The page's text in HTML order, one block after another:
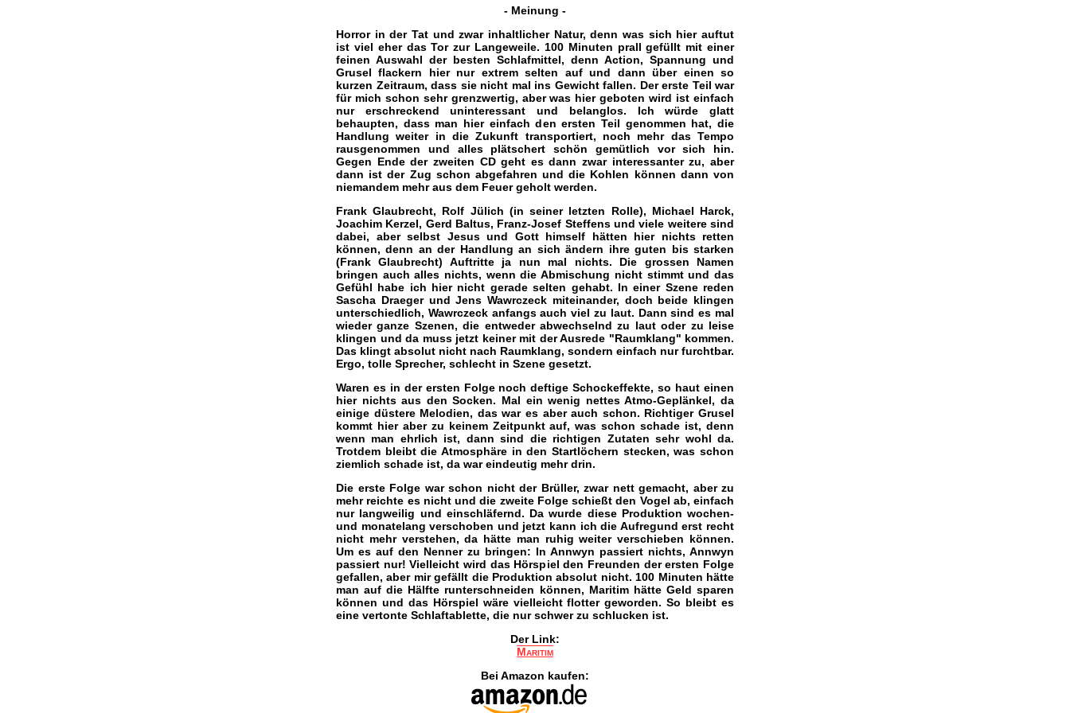
- Meinung -
Horror in der Tat und zwar inhaltlicher Natur, denn was sich hier auftut
ist viel eher das Tor zur Langeweile. 100 Minuten prall gefüllt mit einer
feinen Auswahl der besten Schlafmittel, denn Action, Spannung und
Grusel flackern hier nur extrem selten auf und dann über einen so
kurzen Zeitraum, dass sie nicht mal ins Gewicht fallen. Der erste Teil war
für mich schon sehr grenzwertig, aber was hier geboten wird ist einfach
nur erschreckend uninteressant und belanglos. Ich würde glatt
behaupten, dass man hier einfach den ersten Teil genommen hat, die
Handlung weiter in die Zukunft transportiert, noch mehr das Tempo
rausgenommen und alles plätschert schön gemütlich vor sich hin.
Gegen Ende der zweiten CD geht es dann zwar interessanter zu, aber
dann ist der Zug schon abgefahren und die Kohlen können dann von
niemandem mehr aus dem Feuer geholt werden.
Frank Glaubrecht, Rolf Jülich (in seiner letzten Rolle), Michael Harck,
Joachim Kerzel, Gerd Baltus, Franz-Josef Steffens und viele weitere sind
dabei, aber selbst Jesus und Gott himself hätten hier nichts retten
können, denn an der Handlung an sich ändern ihre guten bis starken
(Frank Glaubrecht) Auftritte ja nun mal nichts. Die grossen Namen
bringen auch alles nichts, wenn die Abmischung nicht stimmt und das
Gefühl habe ich hier nicht gerade selten gehabt. In einer Szene reden
Sascha Draeger und Jens Wawrczeck miteinander, doch beide klingen
unterschiedlich, Wawrczeck anfangs auch viel zu laut. Dann sind es mal
wieder ganze Szenen, die entweder abwechselnd zu laut oder zu leise
klingen und da muss jetzt keiner mit der Ausrede "Raumklang" kommen.
Das klingt absolut nicht nach Raumklang, sondern einfach nur furchtbar.
Ergo, tolle Sprecher, schlecht in Szene gesetzt.
Waren es in der ersten Folge noch deftige Schockeffekte, so haut einen
hier nichts aus den Socken. Mal ein wenig nettes Atmo-Geplänkel, da
einige düstere Melodien, das war es aber auch schon. Richtiger Grusel
kommt hier aber zu keinem Zeitpunkt auf, was schon schade ist, denn
wenn man ehrlich ist, dann sind die richtigen Zutaten sehr wohl da.
Trotdem bleibt die Atmosphäre in den Startlöchern stecken, was schon
ziemlich schade ist, da war eindeutig mehr drin.
Die erste Folge war schon nicht der Brüller, zwar nett gemacht, aber zu
mehr reichte es nicht und die zweite Folge schießt den Vogel ab, einfach
nur langweilig und einschläfernd. Da wurde diese Produktion wochen-
und monatelang verschoben und jetzt kann ich die Aufregund erst recht
nicht mehr verstehen, da hätte man ruhig weiter verschieben können.
Um es auf den Nenner zu bringen: In Annwyn passiert nichts, Annwyn
passiert nur! Vielleicht wird das Hörspiel den Freunden der ersten Folge
gefallen, aber mir gefällt die Produktion absolut nicht. 100 Minuten hätte
man auf die Hälfte runterschneiden können, Maritim hätte Geld sparen
können und das Hörspiel wäre vielleicht flotter geworden. So bleibt es
eine vertonte Schlaftablette, die nur schwer zu schlucken ist.
Der Link:
Maritim
Bei Amazon kaufen: